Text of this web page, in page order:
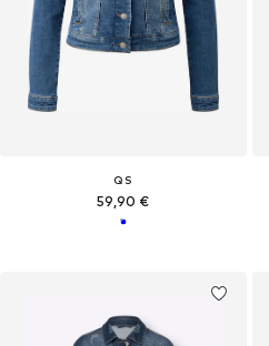
QS
59,90 €